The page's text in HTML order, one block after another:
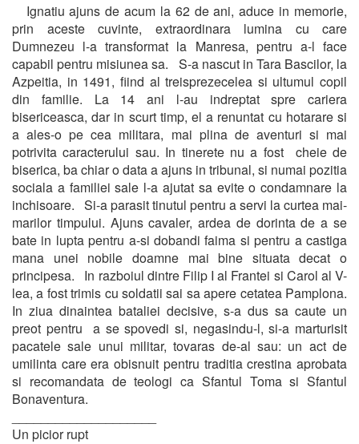
Ignatiu ajuns de acum la 62 de ani, aduce in memorie,
prin aceste cuvinte, extraordinara lumina cu care
Dumnezeu l-a transformat la Manresa, pentru a-l face
capabil pentru misiunea sa. S-a nascut in Tara Bascilor, la
Azpeitia, in 1491, fiind al treisprezecelea si ultumul copil
din familie. La 14 ani l-au indreptat spre cariera
bisericeasca, dar in scurt timp, el a renuntat cu hotarare si
a ales-o pe cea militara, mai plina de aventuri si mai
potrivita caracterului sau. In tinerete nu a fost cheie de
biserica, ba chiar o data a ajuns in tribunal, si numai pozitia
sociala a familiei sale l-a ajutat sa evite o condamnare la
inchisoare. Si-a parasit tinutul pentru a servi la curtea mai-
marilor timpului. Ajuns cavaler, ardea de dorinta de a se
bate in lupta pentru a-si dobandi faima si pentru a castiga
mana unei nobile doamne mai bine situata decat o
principesa. In razboiul dintre Filip I al Frantei si Carol al V-
lea, a fost trimis cu soldatii sai sa apere cetatea Pamplona.
In ziua dinaintea bataliei decisive, s-a dus sa caute un
preot pentru a se spovedi si, negasindu-l, si-a marturisit
pacatele sale unui militar, tovaras de-al sau: un act de
umilinta care era obisnuit pentru traditia crestina aprobata
si recomandata de teologi ca Sfantul Toma si Sfantul
Bonaventura.
Un picior rupt